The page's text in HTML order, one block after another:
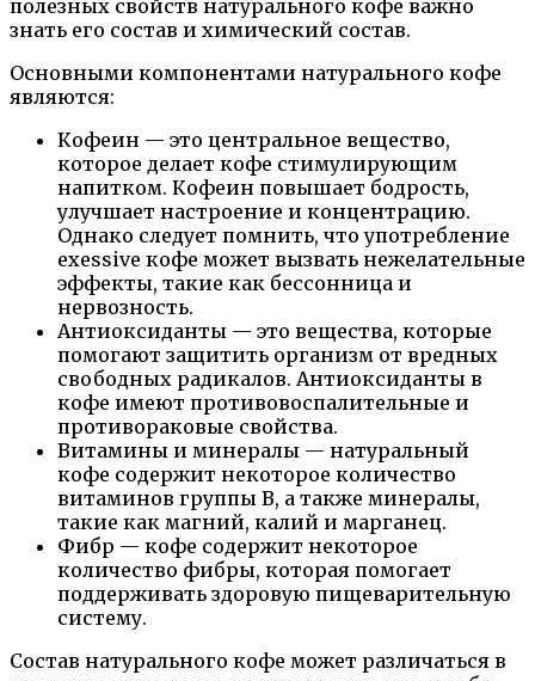
полезных свойств натурального кофе важно
знать его состав и химический состав.
Основными компонентами натурального кофе
являются:
Кофеин — это центральное вещество,
которое делает кофе стимулирующим
напитком. Кофеин повышает бодрость,
улучшает настроение и концентрацию.
Однако следует помнить, что употребление
exessive кофе может вызвать нежелательные
эффекты, такие как бессонница и
нервозность.
Антиоксиданты — это вещества, которые
помогают защитить организм от вредных
свободных радикалов. Антиоксиданты в
кофе имеют противовоспалительные и
противораковые свойства.
Витамины и минералы — натуральный
кофе содержит некоторое количество
витаминов группы B, а также минералы,
такие как магний, калий и марганец.
Фибр — кофе содержит некоторое
количество фибры, которая помогает
поддерживать здоровую пищеварительную
систему.
Состав натурального кофе может различаться в